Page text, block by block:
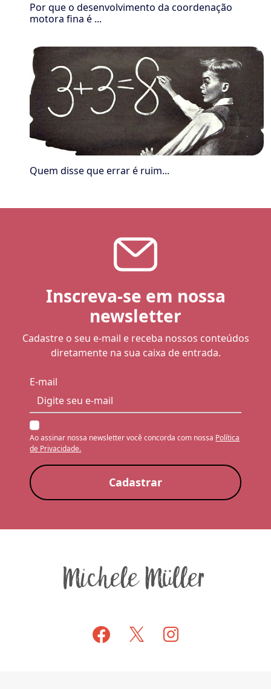
Por que o desenvolvimento da coordenação
motora fina é ...
Quem disse que errar é ruim...
Inscreva-se em nossa
newsletter
Cadastre o seu e-mail e receba nossos conteúdos
diretamente na sua caixa de entrada.
E-mail
Ao assinar nossa newsletter você concorda com nossa Política
de Privacidade.
Cadastrar